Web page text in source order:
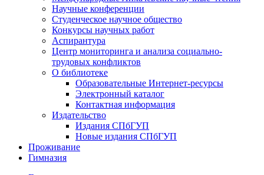
Научные конференции
Студенческое научное общество
Конкурсы научных работ
Аспирантура
Центр мониторинга и анализа социально-
трудовых конфликтов
О библиотеке
Образовательные Интернет-ресурсы
Электронный каталог
Контактная информация
Издательство
Издания СПбГУП
Новые издания СПбГУП
Проживание
Гимназия